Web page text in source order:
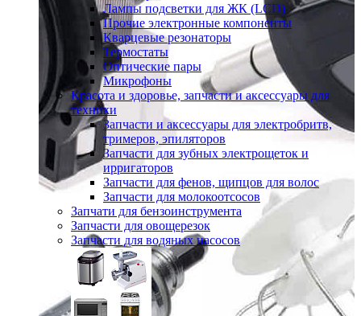
Лампы подсветки для ЖК (LCD)
Прочие электронные компоненты
Кварцевые резонаторы
Термостаты
Оптические пары
Микрофоны
Красота и здоровье, запчасти и аксессуары для
техники
Запчасти и аксессуары для электробритв,
тримеров, эпиляторов
Запчасти для зубных электрощеток и
ирригаторов
Запчасти для фенов, щипцов для волос
Запчасти для молокоотсосов
Запчати для бензоинструмента
Запчасти для овощерезок
Запчасти для водяных насосов